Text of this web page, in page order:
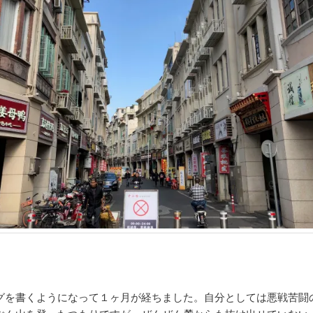
を書くようになって１ヶ月が経ちました。自分としては悪戦苦闘